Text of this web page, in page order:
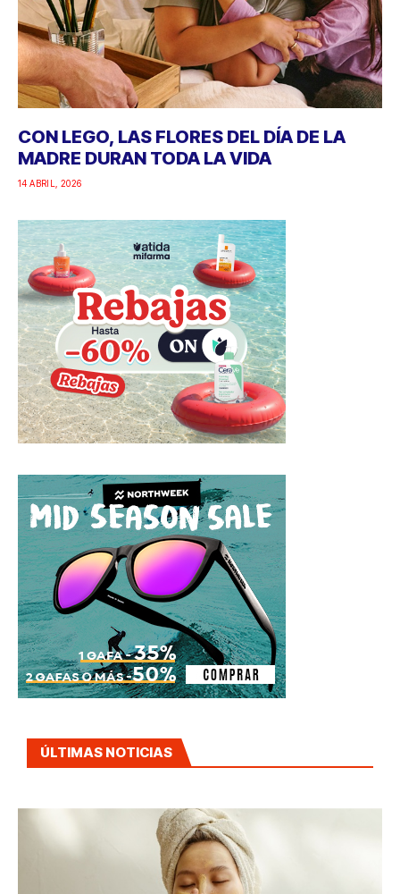
CON LEGO, LAS FLORES DEL DÍA DE LA
MADRE DURAN TODA LA VIDA
14 ABRIL, 2026
ÚLTIMAS NOTICIAS